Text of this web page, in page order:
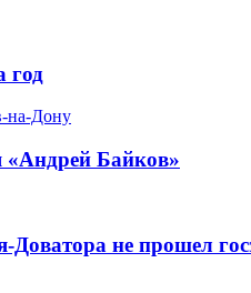
год
на-Дону
«Андрей Байков»
не прошел